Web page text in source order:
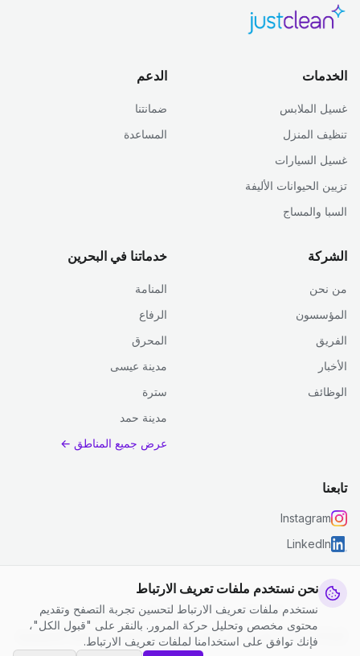
نحن نستخدم ملفات تعريف الارتباط
نستخدم ملفات تعريف الارتباط لتحسين تجربة التصفح وتقديم
محتوى مخصص وتحليل حركة المرور. بالنقر على "قبول الكل"،
فإنك توافق على استخدامنا لملفات تعريف الارتباط.
الخدمات
غسيل الملابس
تنظيف المنزل
غسيل السيارات
تزيين الحيوانات الأليفة
السبا والمساج
الدعم
ضمانتنا
المساعدة
الشركة
من نحن
المؤسسون
الفريق
الأخبار
الوظائف
خدماتنا في البحرين
المنامة
الرفاع
المحرق
مدينة عيسى
سترة
مدينة حمد
عرض جميع المناطق ←
تابعنا
Instagram
LinkedIn
© 2026 جست كلين. جميع الحقوق محفوظة.
سياسة الخصوصية
الشروط والأحكام | إعدادات ملفات تعريف الارتباط